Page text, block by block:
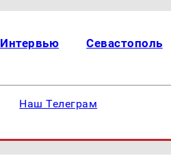
Интервью Севастополь
Наш Телеграм